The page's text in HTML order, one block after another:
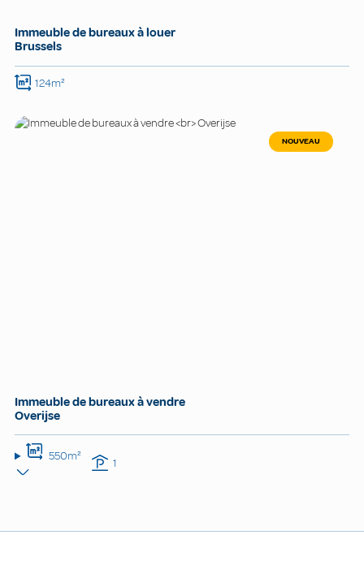
Immeuble de bureaux à louer
Brussels
124m²
NOUVEAU
Immeuble de bureaux à vendre
Overijse
550m² 1